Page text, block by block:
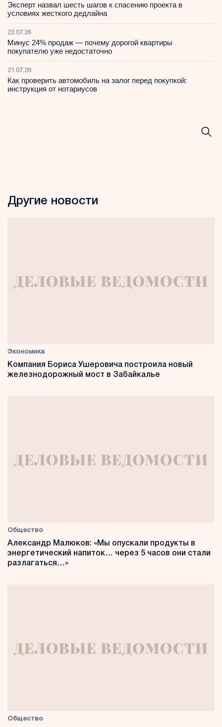
Эксперт назвал шесть шагов к спасению проекта в
условиях жесткого дедлайна
22.07.26
Минус 24% продаж — почему дорогой квартиры
покупателю уже недостаточно
21.07.26
Как проверить автомобиль на залог перед покупкой:
инструкция от нотариусов
Другие новости
Экономика
Компания Бориса Ушеровича построила новый
железнодорожный мост в Забайкалье
Общество
Александр Малюков: «Мы опускали продукты в
энергетический напиток… через 5 часов они стали
разлагаться…»
Общество